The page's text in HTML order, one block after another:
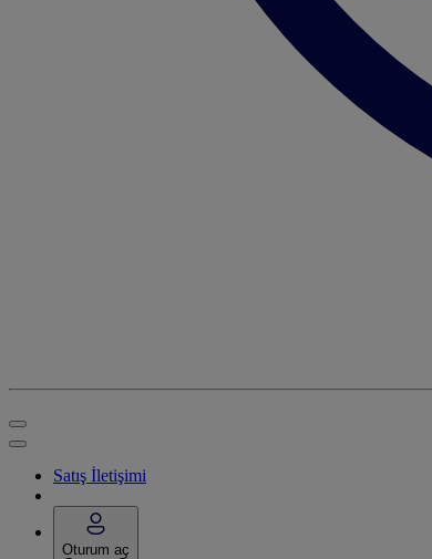
Satış İletişimi
Oturum aç